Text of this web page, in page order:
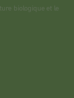
biologique et le